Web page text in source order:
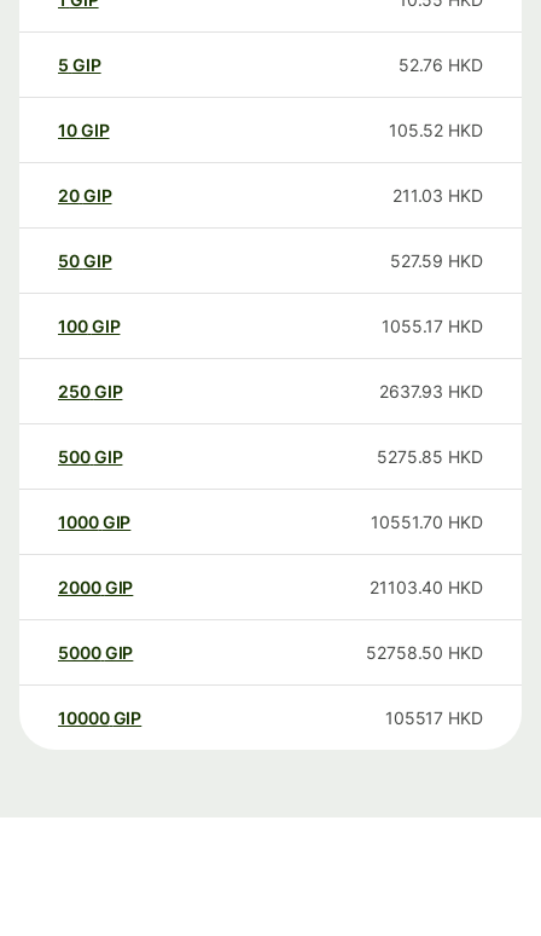
5 GIP 52.76 HKD
10GIP 105.52 HKD
20GIP 211.03 HKD
50GIP 527.59 HKD
100GIP 1055.17 HKD
250GIP 2637.93 HKD
500GIP 5275.85 HKD
1000GIP 10551.70 HKD
2000GIP 21103.40 HKD
5000GIP 52758.50 HKD
10000 GIP 105517 HKD